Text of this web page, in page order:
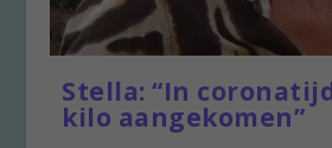
Stella: “In
kilo aangekomen”